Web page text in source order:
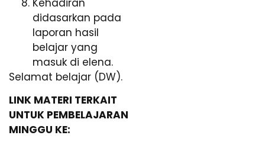
Kehadiran
didasarkan pada
laporan hasil
belajar yang
masuk di elena.
Selamat belajar (DW).
LINK MATERI TERKAIT
UNTUK PEMBELAJARAN
MINGGU KE: